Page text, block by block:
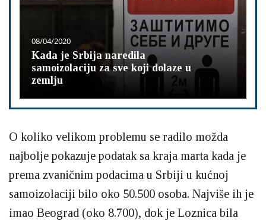
08/04/2020
Kada je Srbija naredila
samoizolaciju za sve koji dolaze u
zemlju
O koliko velikom problemu se radilo možda
najbolje pokazuje podatak sa kraja marta kada je
prema zvaničnim podacima u Srbiji u kućnoj
samoizolaciji bilo oko 50.500 osoba. Najviše ih je
imao Beograd (oko 8.700), dok je Loznica bila